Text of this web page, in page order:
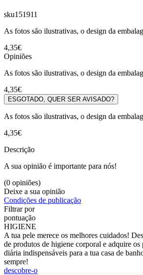
sku151911
As fotos são ilustrativas, o design da
4,35€
Opiniões
As fotos são ilustrativas, o design da
4,35€
ESGOTADO, QUER SER AVISADO?
As fotos são ilustrativas, o design da
4,35€
Descrição
A sua opinião é importante para nós!
(0 opiniões)
Deixe a sua opinião
Condições de publicação
Filtrar por
pontuação
HIGIENE
A tua pele merece os melhores cuidados!
de produtos de higiene corporal e adquire
diária indispensáveis para a tua casa de
sempre!
descobre-o